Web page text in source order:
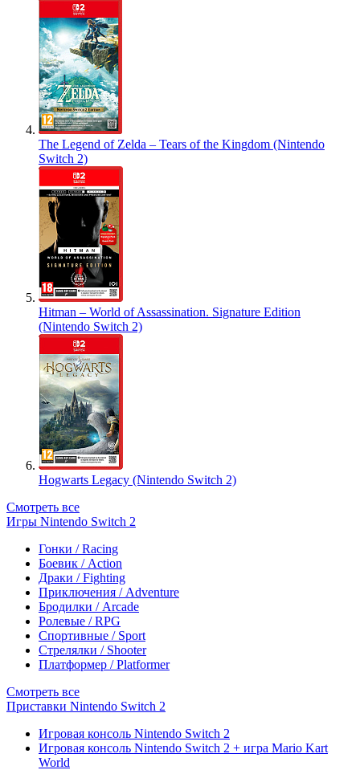
The Legend of Zelda – Tears of the Kingdom (Nintendo
Switch 2)
Hitman – World of Assassination. Signature Edition
(Nintendo Switch 2)
Hogwarts Legacy (Nintendo Switch 2)
Смотреть все
Игры Nintendo Switch 2
Гонки / Racing
Боевик / Action
Драки / Fighting
Приключения / Adventure
Бродилки / Arcade
Ролевые / RPG
Спортивные / Sport
Стрелялки / Shooter
Платформер / Platformer
Смотреть все
Приставки Nintendo Switch 2
Игровая консоль Nintendo Switch 2
Игровая консоль Nintendo Switch 2 + игра Mario Kart
World